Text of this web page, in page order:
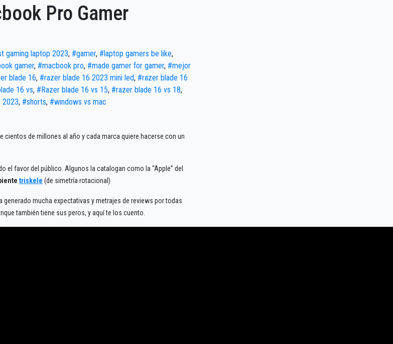
Pro Gamer
gaming laptop 2023, #gamer, #laptop gamers be like,
gamer, #macbook pro, #made gamer for gamer, #mejor
blade 16, #razer blade 16 2023 mini led, #razer blade 16
16 vs, #Razer blade 16 vs 15, #razer blade 16 vs 18,
2023, #shorts, #windows vs mac
cientos de millones al año y cada marca quiere hacerse con un
el favor del público. Algunos la catalogan como la “Apple” del
triskele (de simetría rotacional)
generado mucha expectativas y metrajes de reviews por todas
también tiene sus peros, y aquí te los cuento.